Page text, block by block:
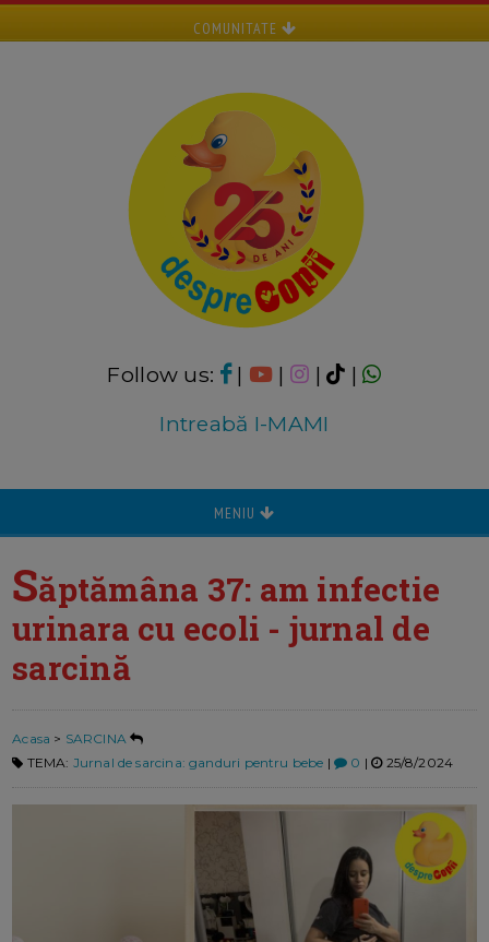
COMUNITATE
Follow us: | | |
|
Intreabă I-MAMI
MENIU
Săptămâna 37: am infectie
urinara cu ecoli - jurnal de
sarcină
Acasa > SARCINA
TEMA: Jurnal de sarcina: ganduri pentru bebe | 0 | 25/8/2024